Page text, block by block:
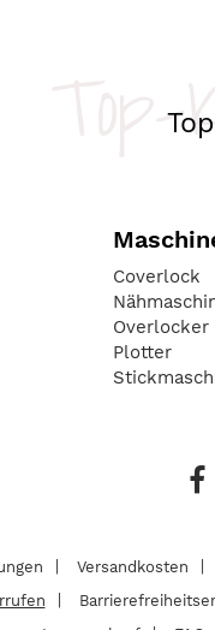
Coverlock
Overlocker
Plotter
Versandkosten